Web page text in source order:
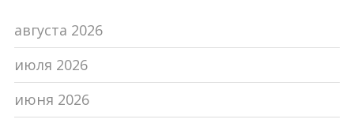
августа 2026
июля 2026
июня 2026